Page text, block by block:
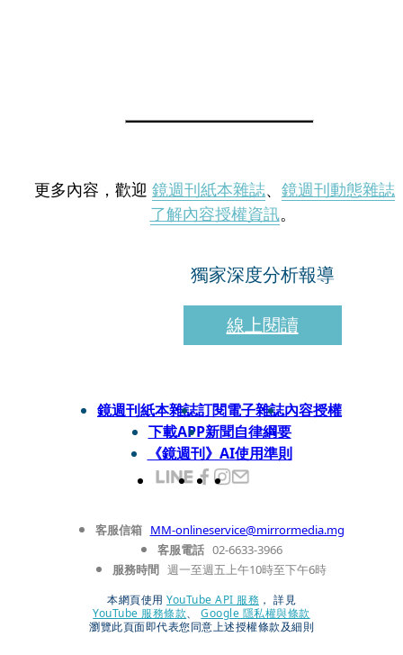
更多內容，歡迎 鏡週刊紙本雜誌、 鏡週刊動態雜誌
了解內容授權資訊。
獨家深度分析報導
線上閱讀
鏡週刊紙本雜誌訂閱電子雜誌內容授權
下載APP新聞自律綱要
《鏡週刊》AI使用準則
客服信箱 MM-onlineservice@mirrormedia.mg
客服電話 02-6633-3966
服務時間 週一至週五上午10時至下午6時
本網頁使用 YouTube API 服務 ， 詳見
YouTube 服務條款、
Google 隱私權與條款
瀏覽此頁面即代表您同意上述授權條款及細則